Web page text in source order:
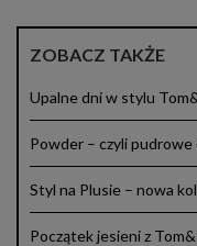
ZOBACZ TAKŻE
Upalne dni w stylu
Powder – czyli
Styl na Plusie – nowa
Początek jesieni z